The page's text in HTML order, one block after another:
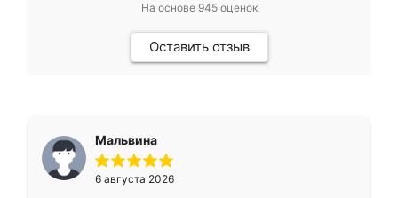
На основе 945оценок
Оставить отзыв
Мальвина
6 августа 2026